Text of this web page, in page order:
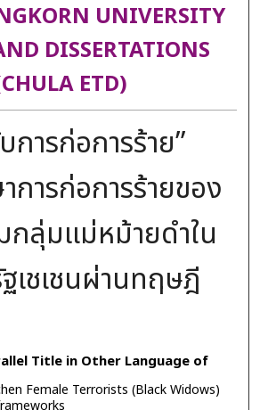
UNIVERSITY
DISSERTATIONS
ETD)
ารก่อการร้าย”
ารก่อการร้ายของ
ลุ่มแม่หม้ายดำใน
เชเชนผ่านทฤษฎี
Title in Other Language of
Female Terrorists (Black Widows)